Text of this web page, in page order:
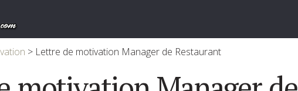
> Lettre de motivation Manager de Restaurant